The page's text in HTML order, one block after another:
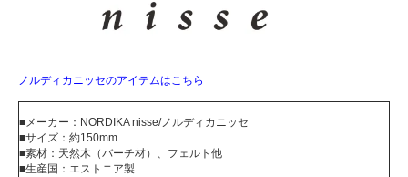
ノルディカニッセのアイテムはこちら
■メーカー：NORDIKA nisse/ノルディカニッセ
■サイズ：約150mm
■素材：天然木（バーチ材）、フェルト他
■生産国：エストニア製